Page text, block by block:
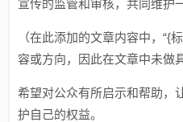
宣传的监管和审核，共同维护
（在此添加的文章内容中，“{
容或方向，因此在文章中未做
希望对公众有所启示和帮助，
护自己的权益。